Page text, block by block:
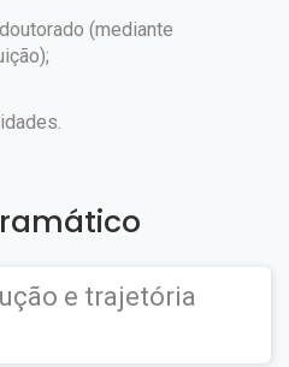
(mediante
e trajetória